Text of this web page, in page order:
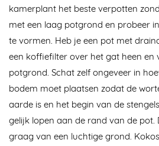
kamerplant het beste verpotten
met een laag potgrond en probeer
te vormen. Heb je een pot met
een koffiefilter over het gat heen en
potgrond. Schat zelf ongeveer in
bodem moet plaatsen zodat de
aarde is en het begin van de
gelijk lopen aan de rand van de pot.
graag van een luchtige grond.